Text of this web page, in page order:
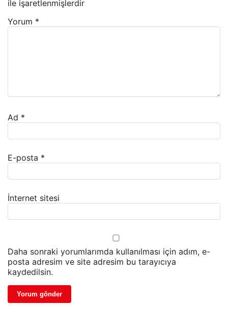
ile işaretlenmişlerdir
Yorum *
Ad *
E-posta *
İnternet sitesi
Daha sonraki yorumlarımda kullanılması için adım, e-
posta adresim ve site adresim bu tarayıcıya
kaydedilsin.